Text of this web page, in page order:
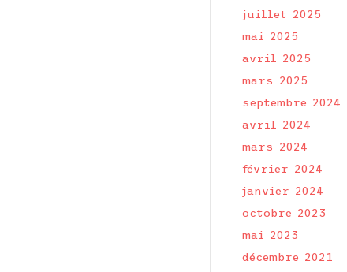
juillet 2025
mai 2025
avril 2025
mars 2025
septembre 2024
avril 2024
mars 2024
février 2024
janvier 2024
octobre 2023
mai 2023
décembre 2021